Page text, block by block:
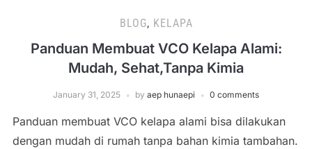
BLOG, KELAPA
Panduan Membuat VCO Kelapa Alami:
Mudah, Sehat,Tanpa Kimia
January 31, 2025 by aep hunaepi 0 comments
Panduan membuat VCO kelapa alami bisa dilakukan
dengan mudah di rumah tanpa bahan kimia tambahan.